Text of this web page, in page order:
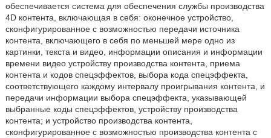
обеспечивается система для обеспечения службы производства
4D контента, включающая в себя: оконечное устройство,
сконфигурированное с возможностью передачи источника
контента, включающего в себя по меньшей мере одно из
картинки, текста и видео, информации описания и информации
времени видео устройству производства контента, приема
контента и кодов спецэффектов, выбора кода спецэффекта,
соответствующего каждому интервалу проигрывания контента, и
передачи информации выбора спецэффекта, указывающей
выбранные коды спецэффектов, устройству производства
контента; и устройство производства контента,
сконфигурированное с возможностью производства контента с